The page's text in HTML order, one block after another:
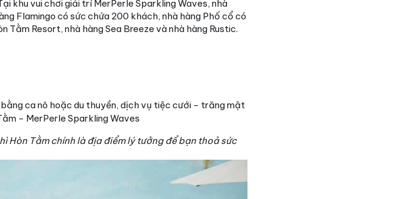
khu vui chơi giải trí MerPerle Sparkling Waves, nhà
Flamingo có sức chứa 200 khách, nhà hàng Phố cổ có
Resort, nhà hàng Sea Breeze và nhà hàng Rustic.
ca nô hoặc du thuyền, dịch vụ tiệc cưới - trăng mật
Hòn Tằm chính là địa điểm lý tưởng để bạn thoả sức